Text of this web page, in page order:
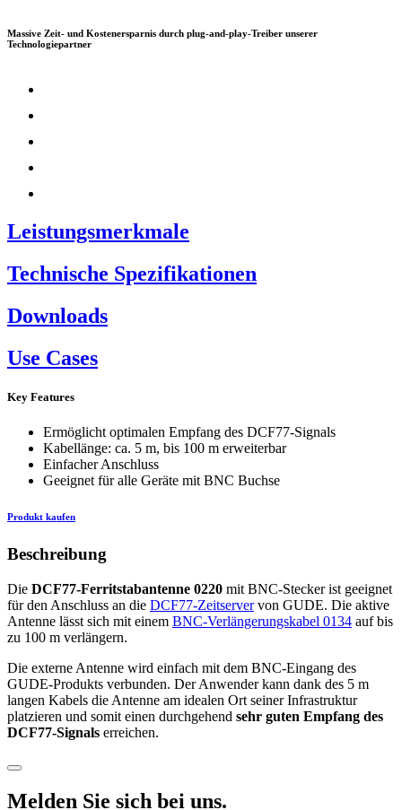
Massive Zeit- und Kostenersparnis durch plug-and-play-Treiber unserer
Technologiepartner
Leistungsmerkmale
Technische Spezifikationen
Downloads
Use Cases
Key Features
Ermöglicht optimalen Empfang des DCF77-Signals
Kabellänge: ca. 5 m, bis 100 m erweiterbar
Einfacher Anschluss
Geeignet für alle Geräte mit BNC Buchse
Produkt kaufen
Beschreibung
Die DCF77-Ferritstabantenne 0220 mit BNC-Stecker ist geeignet
für den Anschluss an die DCF77-Zeitservervon GUDE. Die aktive
Antenne lässt sich mit einem BNC-Verlängerungskabel 0134 auf bis
zu 100 m verlängern.
Die externe Antenne wird einfach mit dem BNC-Eingang des
GUDE-Produkts verbunden. Der Anwender kann dank des 5 m
langen Kabels die Antenne am idealen Ort seiner Infrastruktur
platzieren und somit einen durchgehend sehr guten Empfang des
DCF77-Signals erreichen.
Melden Sie sich bei uns.